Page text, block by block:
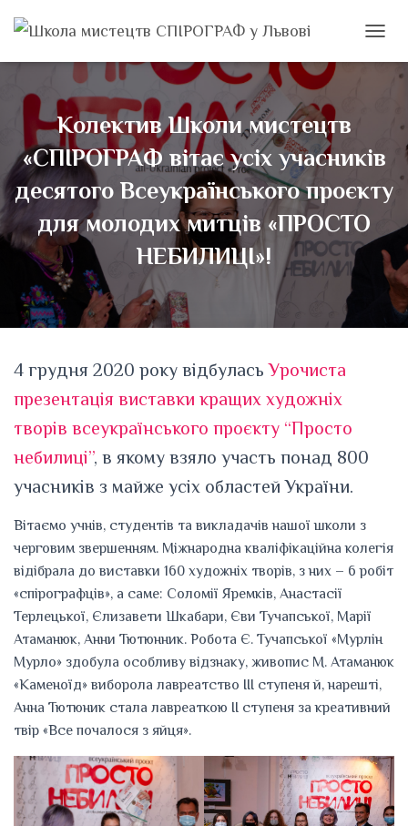
Колектив Школи мистецтв
«СПІРОГРАФ вітає усіх учасників
десятого Всеукраїнського проєкту
для молодих митців «ПРОСТО
НЕБИЛИЦІ»!
4 грудня 2020 року відбуласьУрочиста
презентація виставки кращих художніх
творів всеукраїнського проєкту “Просто
небилиці”, в якому взяло участь понад 800
учасників з майже усіх областей України.
Вітаємо учнів, студентів та викладачів нашої школи з
черговим звершенням. Міжнародна кваліфікаційна колегія
відібрала до виставки 160 художніх творів, з них – 6 робіт
«спірографців», а саме: Соломії Яремків, Анастасії
Терлецької, Єлизавети Шкабари, Єви Тучапської, Марії
Атаманюк, Анни Тютюнник. Робота Є. Тучапської «Мурлін
Мурло» здобула особливу відзнаку, живопис М. Атаманюк
«Каменоїд» виборола лавреатство ІІІ ступеня й, нарешті,
Анна Тютюник стала лавреаткою ІІ ступеня за креативний
твір «Все почалося з яйця».